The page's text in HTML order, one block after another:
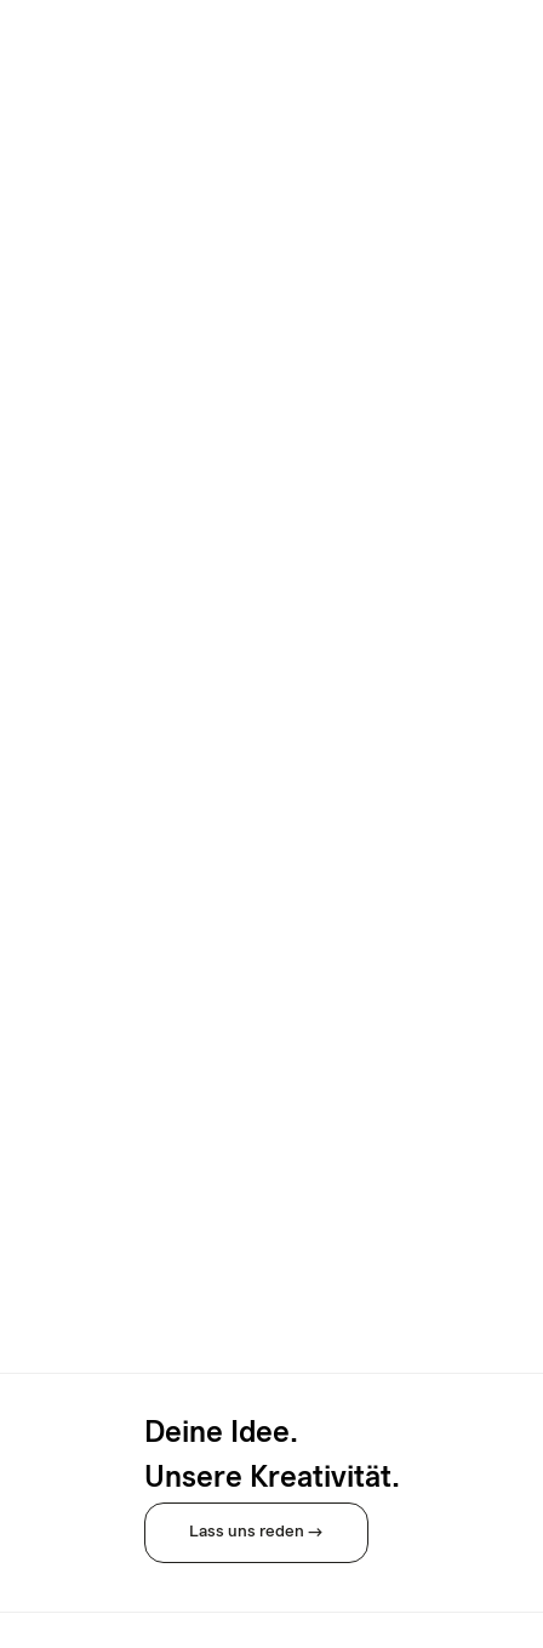
Deine Idee.
Unsere Kreativität.
Lass uns reden →